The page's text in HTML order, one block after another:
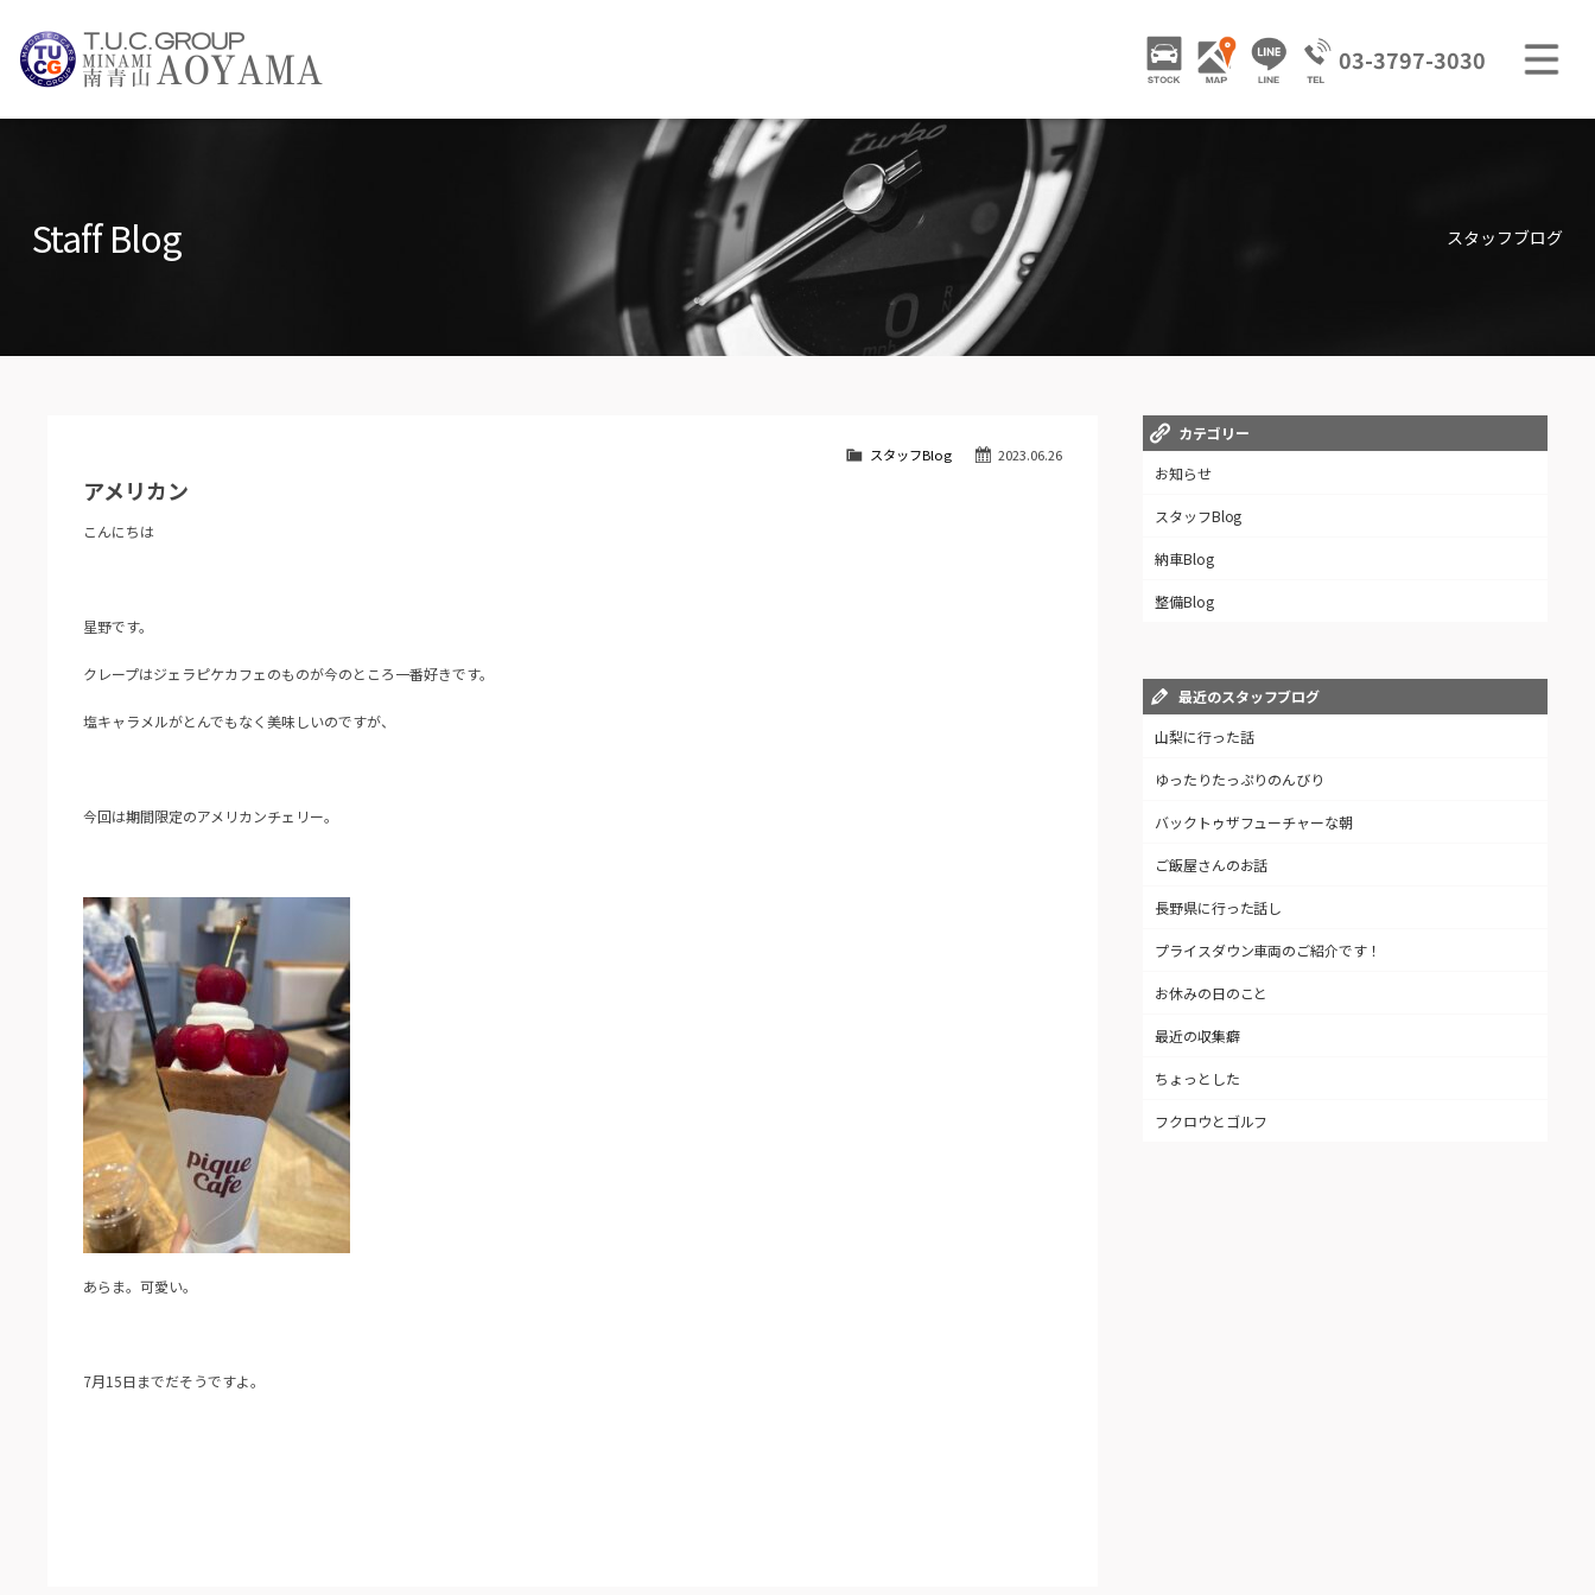
STOCK ACCESS LINE 03-3797-3030
STOCK CAR LIST / 在庫車両情報
PARTS LIST / パーツ情報 SHOP INFO / ショップ情報
Staff Blog スタッフブログ
2023.06.26
スタッフBlog
アメリカン
こんにちは
星野です。
クレープはジェラピケカフェのものが今のところ一番好きです。
塩キャラメルがとんでもなく美味しいのですが、
今回は期間限定のアメリカンチェリー。
あらま。可愛い。
7月15日までだそうですよ。
カテゴリー
お知らせ
スタッフBlog
納車Blog
整備Blog
最近のスタッフブログ
山梨に行った話
ゆったりたっぷりのんびり
バックトゥザフューチャーな朝
ご飯屋さんのお話
長野県に行った話し
プライスダウン車両のご紹介です！
お休みの日のこと
最近の収集癖
ちょっとした
フクロウとゴルフ